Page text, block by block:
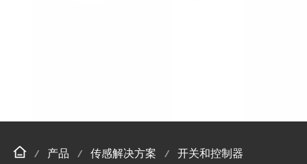
产品 传感解决方案 开关和控制器